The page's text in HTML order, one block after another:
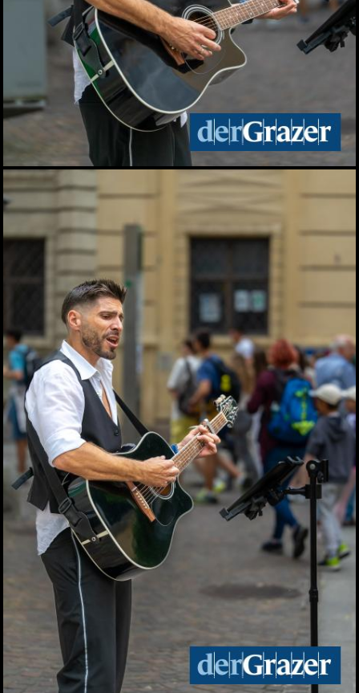
Die Innenstadt wurde zum
Laufsteg
29.06.2026
Live aus dem Rathaus:
Das war Wahlsonntag in
Graz 2026, TEIL 2
28.06.2026
Live aus dem Rathaus:
Das war Wahlsonntag in
Graz 2026, TEIL 1
28.06.2026
Pride: Graz feierte bei der
CSD-Parade unterm
27.06.2026
Sommerfest 2026
27.06.2026
Latin Live am Grazer
Lendplatz
25.06.2026
Fun while it lasted -
Augartenfest 2026 fiel ins
Wasser
20.06.2026
Sommercocktail der
Immobilienwirtschaft
2026
19.06.2026
Das vierte Grazer
Marktfest am Lendplatz
19.06.2026
Big Bottle Schaumwein-
Party im Rosengarten des
Parkhotels
08.06.2026
Der Sommer ist da! 28.
Wirtschaftsstammtisch
im San Pietro
02.06.2026